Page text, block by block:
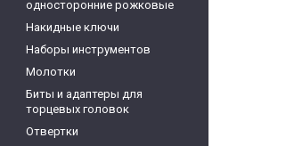
односторонние рожковые
Накидные ключи
Наборы инструментов
Молотки
Биты и адаптеры для
торцевых головок
Отвертки